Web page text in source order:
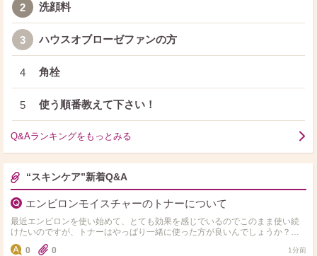
2 洗顔料
3 ハウスオブローゼファンの方
4 角栓
5 使う順番教えて下さい！
Q&Aランキングをもっとみる
“スキンケア”新着Q&A
エンビロンモイスチャーのトナーについて
最近エンビロンを使い始めて、とても効果を感じでいるのでこのまま使い続
けたいのですが、トナーはやっぱり一緒に使った方が良いんでしょうか？ト
ナーがとても沁みて痛いのと高いので悩んでいて、、、他の安いト…
0 0 1分前